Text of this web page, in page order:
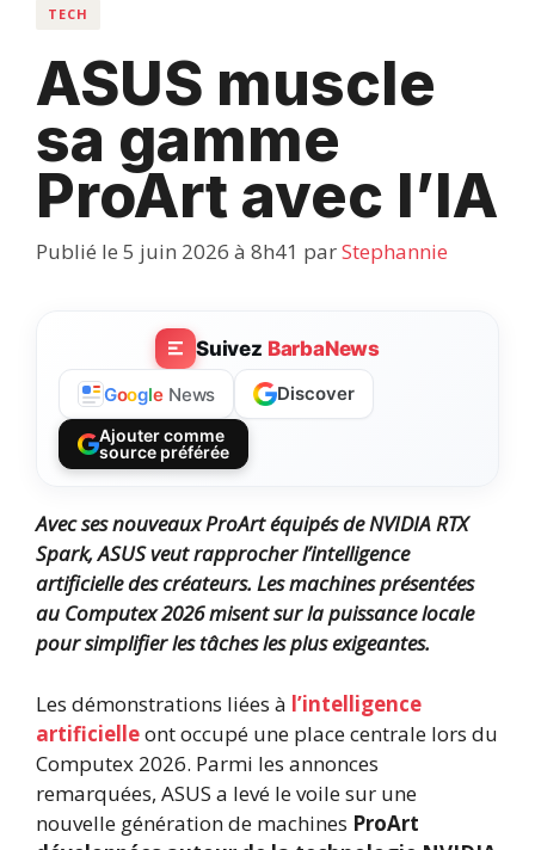
TECH
ASUS muscle
sa gamme
ProArt avec l’IA
Publié le 5 juin 2026 à 8h41 parStephannie
Suivez BarbaNews
Google News Discover
Ajouter comme
source préférée
Avec ses nouveaux ProArt équipés de NVIDIA RTX
Spark, ASUS veut rapprocher l’intelligence
artificielle des créateurs. Les machines présentées
au Computex 2026 misent sur la puissance locale
pour simplifier les tâches les plus exigeantes.
Les démonstrations liées à l’intelligence
artificielleont occupé une place centrale lors du
Computex 2026. Parmi les annonces
remarquées, ASUS a levé le voile sur une
nouvelle génération de machines ProArt